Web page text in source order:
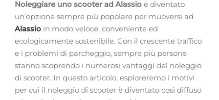
Noleggiare uno scooter ad Alassioè diventato
un’opzione sempre più popolare per muoversi ad
Alassio in modo veloce, conveniente ed
ecologicamente sostenibile. Con il crescente traffico
e i problemi di parcheggio, sempre più persone
stanno scoprendo i numerosi vantaggi del noleggio
di scooter. In questo articolo, esploreremo i motivi
per cui il noleggio di scooter è diventato così diffuso